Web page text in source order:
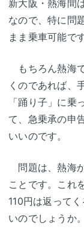
新大阪・熱海間
なので、特に問
まま乗車可能です
もちろん熱海
くのであれば、
「踊り子」に乗
て、急乗承の申
いいのです。
問題は、熱海
ことです。これ
110円は返って
いのでしょうか